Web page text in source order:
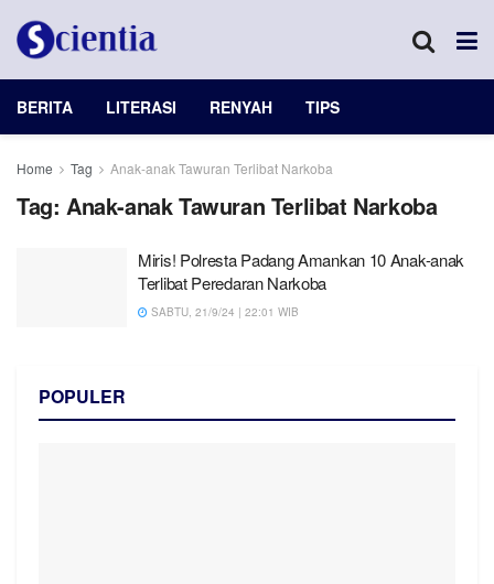
BERITA LITERASI RENYAH TIPS
Home Tag Anak-anak Tawuran Terlibat Narkoba
Tag: Anak-anak Tawuran Terlibat Narkoba
Miris! Polresta Padang Amankan 10 Anak-anak
Terlibat Peredaran Narkoba
SABTU, 21/9/24 | 22:01 WIB
POPULER